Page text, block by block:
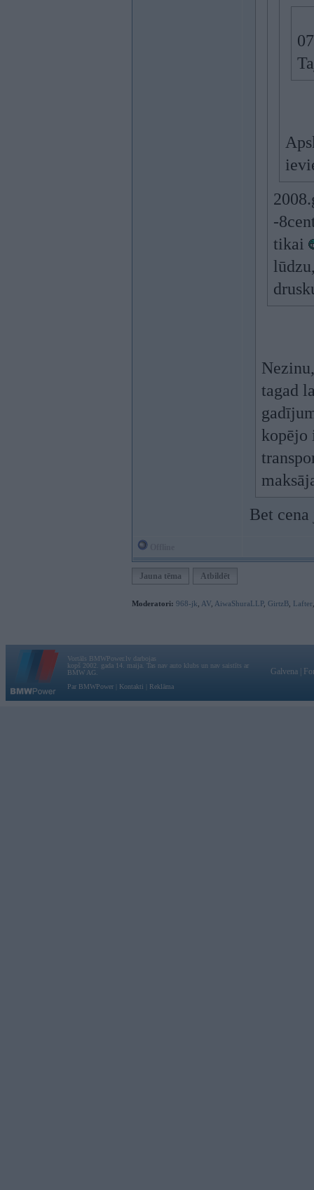
-
tikai
tagad
kopējo
Bet
Jauna tēma Atbildēt
Moderatori: 968-jk AV AiwaShuraLLP, GirtzB Lafter
Vortāls BMWPower.lv darbojas
kopš 2002. gada 14. maija. Tas nav auto klubs un nav saistīts ar
BMW AG.
Par BMWPower
Kontakti Reklāma
Galvena